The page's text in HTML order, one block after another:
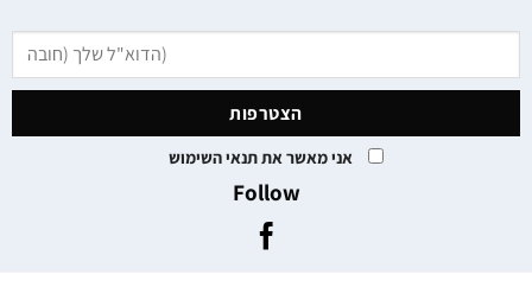
אני מאשר את תנאי השימוש
Follow